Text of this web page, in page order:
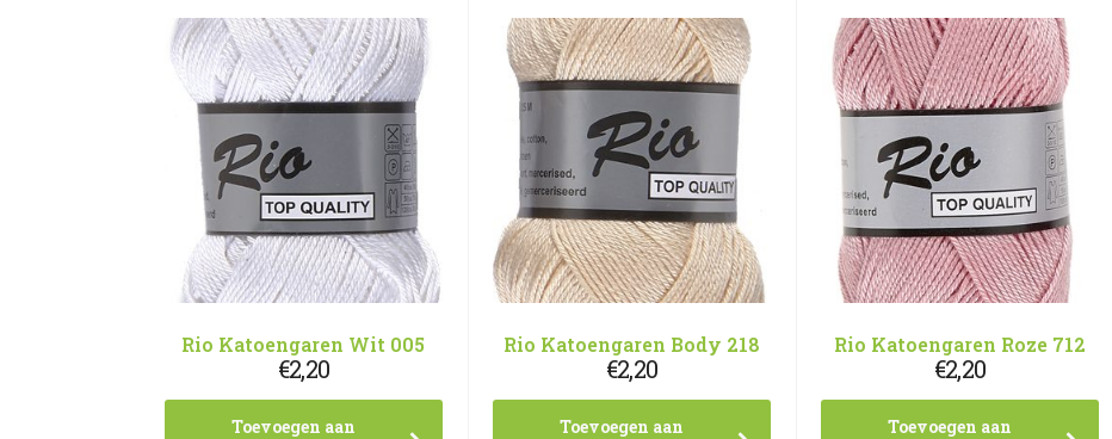
Rio Katoengaren Wit 005
€2,20
Toevoegen aan
Rio Katoengaren Body 218
€2,20
Toevoegen aan
Rio Katoengaren Roze 712
€2,20
Toevoegen aan